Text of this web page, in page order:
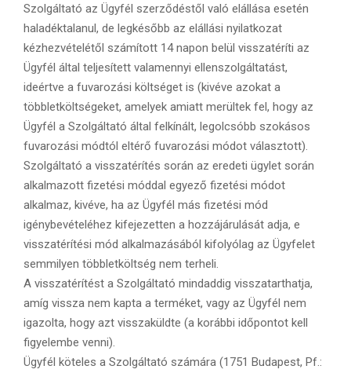
Szolgáltató az Ügyfél szerződéstől való elállása esetén
haladéktalanul, de legkésőbb az elállási nyilatkozat
kézhezvételétől számított 14 napon belül visszatéríti az
Ügyfél által teljesített valamennyi ellenszolgáltatást,
ideértve a fuvarozási költséget is (kivéve azokat a
többletköltségeket, amelyek amiatt merültek fel, hogy az
Ügyfél a Szolgáltató által felkínált, legolcsóbb szokásos
fuvarozási módtól eltérő fuvarozási módot választott).
Szolgáltató a visszatérítés során az eredeti ügylet során
alkalmazott fizetési móddal egyező fizetési módot
alkalmaz, kivéve, ha az Ügyfél más fizetési mód
igénybevételéhez kifejezetten a hozzájárulását adja, e
visszatérítési mód alkalmazásából kifolyólag az Ügyfelet
semmilyen többletköltség nem terheli.
A visszatérítést a Szolgáltató mindaddig visszatarthatja,
amíg vissza nem kapta a terméket, vagy az Ügyfél nem
igazolta, hogy azt visszaküldte (a korábbi időpontot kell
figyelembe venni).
Ügyfél köteles a Szolgáltató számára (1751 Budapest, Pf.: